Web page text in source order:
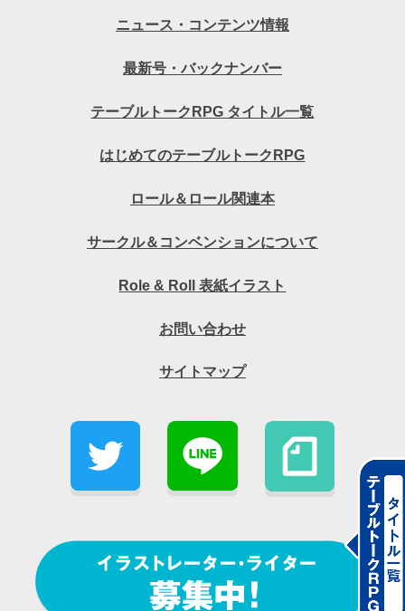
ニュース・コンテンツ情報
最新号・バックナンバー
テーブルトークRPG タイトル一覧
はじめてのテーブルトークRPG
ロール＆ロール関連本
サークル＆コンベンションについて
Role & Roll 表紙イラスト
お問い合わせ
サイトマップ